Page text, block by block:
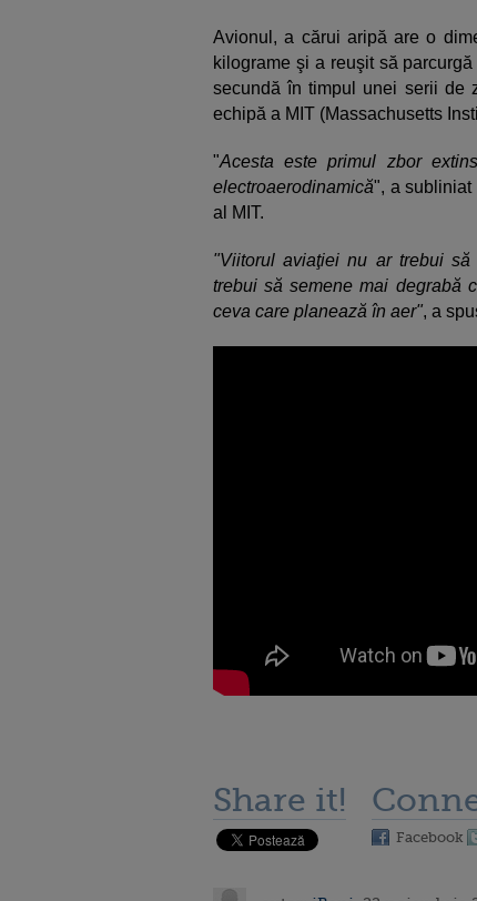
Avionul, a cărui aripă are o
kilograme şi a reuşit să
secundă în timpul unei serii de
echipă a MIT (Massachusetts
"Acesta este primul zbor
electroaerodinamică", a subliniat
al MIT.
"Viitorul aviaţiei nu ar trebui
trebui să semene mai degrabă
ceva care planează în aer", a
Share it!
Facebook